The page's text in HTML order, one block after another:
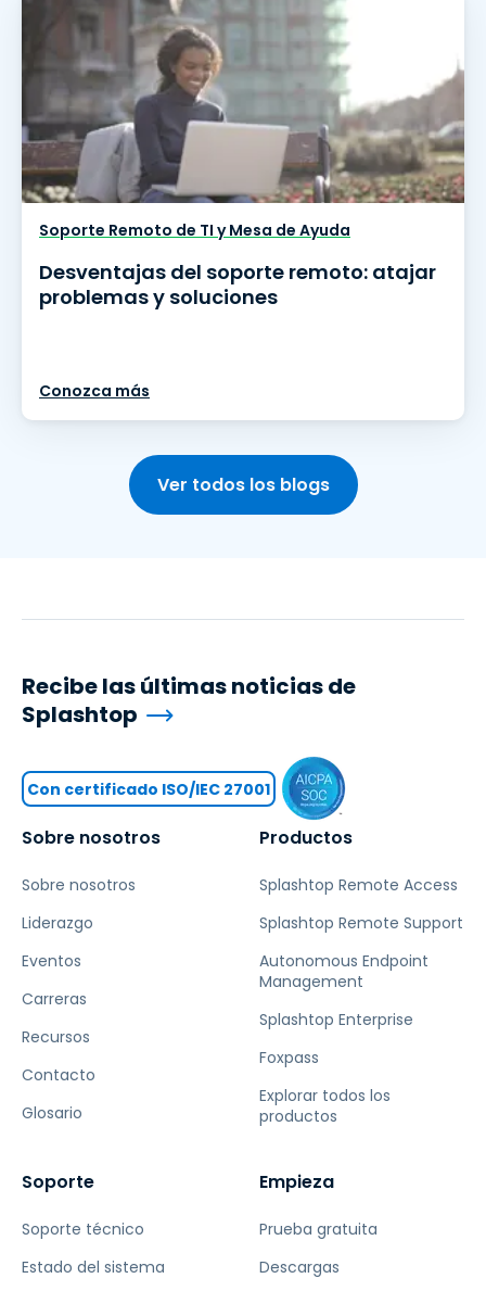
Soporte Remoto de TI y Mesa de Ayuda
Desventajas del soporte remoto: atajar
problemas y soluciones
Conozca más
Ver todos los blogs
Sobre nosotros
Sobre nosotros
Liderazgo
Eventos
Carreras
Recursos
Contacto
Glosario
Productos
Splashtop Remote Access
Splashtop Remote Support
Autonomous Endpoint
Management
Splashtop Enterprise
Foxpass
Explorar todos los
productos
Soporte
Soporte técnico
Estado del sistema
Empieza
Prueba gratuita
Descargas
Recibe las últimas noticias de
Splashtop
Con certificado ISO/IEC 27001